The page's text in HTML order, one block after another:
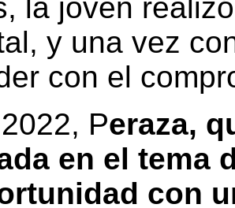
la joven
y una vez
con el
Peraza,
en el tema
con